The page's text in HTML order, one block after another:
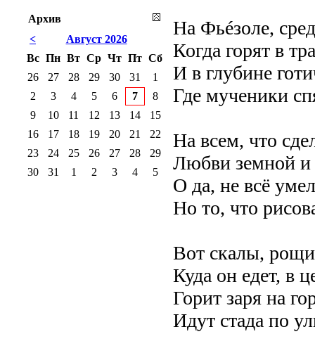
На Фьéзоле,
Когда горят в
И в глубине
Где мученики
На всем, что
Любви земной и
О да, не всё
Но то, что
Вот скалы,
Куда он едет, в
Горит заря на
Идут стада по
Архив
<
Август 2026
Вс Пн Вт Ср Чт Пт Сб
26
27 28 29 30 31
1
2
3 4 5 6 7
8
9
10 11 12 13 14
15
16
17 18 19 20 21
22
23
24 25 26 27 28
29
30
31 1 2 3 4 5